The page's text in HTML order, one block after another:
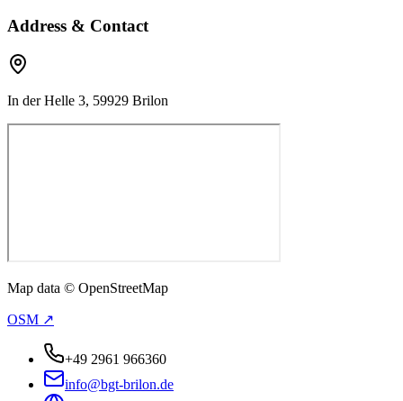
Address & Contact
In der Helle 3, 59929 Brilon
Map data © OpenStreetMap
OSM ↗
+49 2961 966360
info@bgt-brilon.de